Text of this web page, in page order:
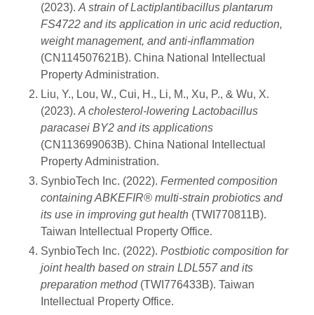
(2023).A strain of Lactiplantibacillus plantarum
FS4722 and its application in uric acid reduction,
weight management, and anti-inflammation
(CN114507621B). China National Intellectual
Property Administration.
Liu, Y., Lou, W., Cui, H., Li, M., Xu, P., & Wu, X.
(2023).A cholesterol-lowering Lactobacillus
paracasei BY2 and its applications
(CN113699063B). China National Intellectual
Property Administration.
SynbioTech Inc. (2022).Fermented composition
containing ABKEFIR® multi-strain probiotics and
its use in improving gut health (TWI770811B).
Taiwan Intellectual Property Office.
SynbioTech Inc. (2022).Postbiotic composition for
joint health based on strain LDL557 and its
preparation method(TWI776433B). Taiwan
Intellectual Property Office.